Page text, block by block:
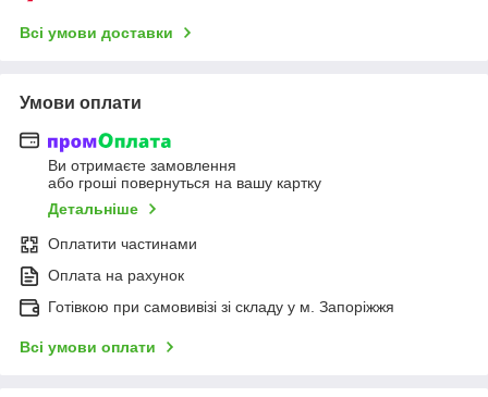
Всі умови доставки
Умови оплати
Ви отримаєте замовлення
або гроші повернуться на вашу картку
Детальніше
Оплатити частинами
Оплата на рахунок
Готівкою при самовивізі зі складу у м. Запоріжжя
Всі умови оплати